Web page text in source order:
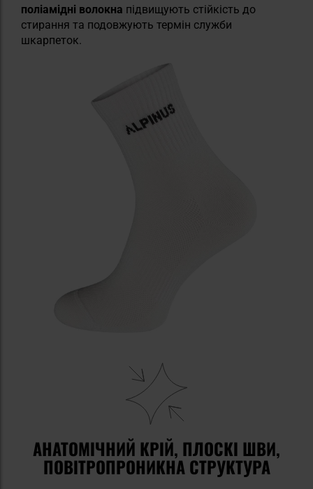
поліамідні волокна підвищують стійкість до
стирання та подовжують термін служби
шкарпеток.
АНАТОМІЧНИЙ КРІЙ, ПЛОСКІ ШВИ,
ПОВІТРОПРОНИКНА СТРУКТУРА